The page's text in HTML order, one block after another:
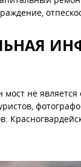
не является